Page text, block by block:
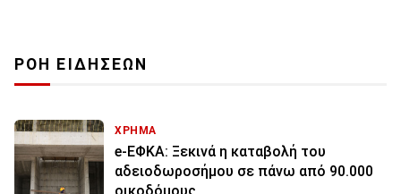
ΡΟΗ ΕΙΔΗΣΕΩΝ
ΧΡΗΜΑ
e-ΕΦΚΑ: Ξεκινά η καταβολή του
αδειοδωροσήμου σε πάνω από 90.000